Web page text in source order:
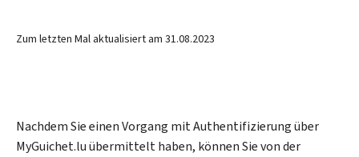
Zum letzten Mal aktualisiert am 31.08.2023
Nachdem Sie einen Vorgang mit Authentifizierung über
MyGuichet.lu übermittelt haben, können Sie von der